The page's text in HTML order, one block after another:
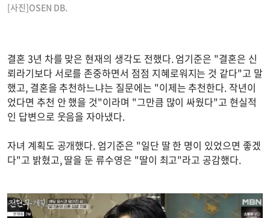
[사진]OSEN DB.
결혼 3년 차를 맞은 현재의 생각도 전했다. 엄기준은 "결혼은 신
뢰라기보다 서로를 존중하면서 점점 지혜로워지는 것 같다"고 말
했고, 결혼을 추천하느냐는 질문에는 "이제는 추천한다. 작년이
었다면 추천 안 했을 것"이라며 "그만큼 많이 싸웠다"고 현실적
인 답변으로 웃음을 자아냈다.
자녀 계획도 공개했다. 엄기준은 "일단 딸 한 명이 있었으면 좋겠
다"고 밝혔고, 딸을 둔 류수영은 "딸이 최고"라고 공감했다.